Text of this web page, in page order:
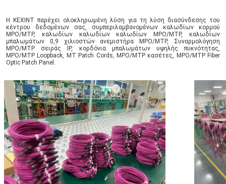
Η KEXINT παρέχει ολοκληρωμένη λύση για τη λύση διασύνδεσης του
κέντρου δεδομένων σας, συμπεριλαμβανομένων καλωδίων κορμού
MPO/MTP, καλωδίων καλωδίων καλωδίων MPO/MTP, καλωδίων
μπαλωμάτων 0,9 χιλιοστών ανεμιστήρα MPO/MTP, Συναρμολόγηση
MPO/MTP σειράς IP, κορδόνια μπαλωμάτων υψηλής πυκνότητας,
MPO/MTP Loopback, MT Patch Cords, MPO/MTP κασέτες, MPO/MTP Fiber
Optic Patch Panel.